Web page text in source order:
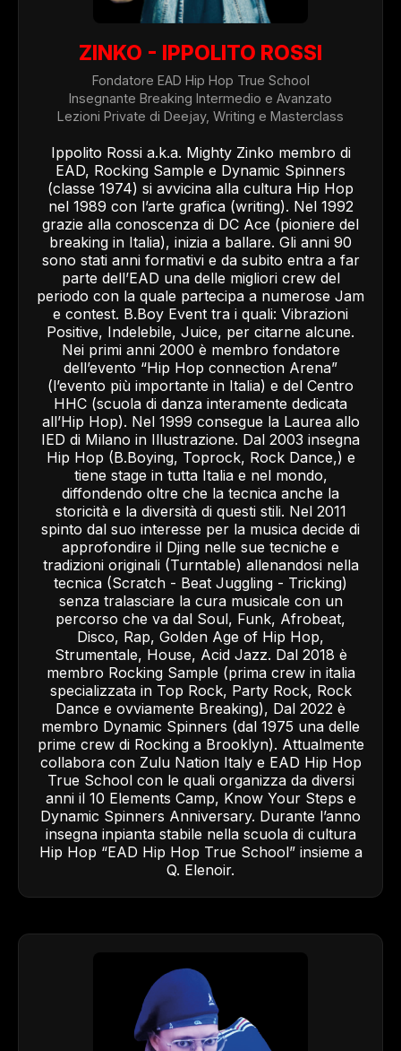
ZINKO - IPPOLITO ROSSI
Fondatore EAD Hip Hop True School
Insegnante Breaking Intermedio e Avanzato
Lezioni Private di Deejay, Writing e Masterclass
Ippolito Rossi a.k.a. Mighty Zinko membro di
EAD, Rocking Sample e Dynamic Spinners
(classe 1974) si avvicina alla cultura Hip Hop
nel 1989 con l’arte grafica (writing). Nel 1992
grazie alla conoscenza di DC Ace (pioniere del
breaking in Italia), inizia a ballare. Gli anni 90
sono stati anni formativi e da subito entra a far
parte dell’EAD una delle migliori crew del
periodo con la quale partecipa a numerose Jam
e contest. B.Boy Event tra i quali: Vibrazioni
Positive, Indelebile, Juice, per citarne alcune.
Nei primi anni 2000 è membro fondatore
dell’evento “Hip Hop connection Arena”
(l’evento più importante in Italia) e del Centro
HHC (scuola di danza interamente dedicata
all’Hip Hop). Nel 1999 consegue la Laurea allo
IED di Milano in Illustrazione. Dal 2003 insegna
Hip Hop (B.Boying, Toprock, Rock Dance,) e
tiene stage in tutta Italia e nel mondo,
diffondendo oltre che la tecnica anche la
storicità e la diversità di questi stili. Nel 2011
spinto dal suo interesse per la musica decide di
approfondire il Djing nelle sue tecniche e
tradizioni originali (Turntable) allenandosi nella
tecnica (Scratch - Beat Juggling - Tricking)
senza tralasciare la cura musicale con un
percorso che va dal Soul, Funk, Afrobeat,
Disco, Rap, Golden Age of Hip Hop,
Strumentale, House, Acid Jazz. Dal 2018 è
membro Rocking Sample (prima crew in italia
specializzata in Top Rock, Party Rock, Rock
Dance e ovviamente Breaking), Dal 2022 è
membro Dynamic Spinners (dal 1975 una delle
prime crew di Rocking a Brooklyn). Attualmente
collabora con Zulu Nation Italy e EAD Hip Hop
True School con le quali organizza da diversi
anni il 10 Elements Camp, Know Your Steps e
Dynamic Spinners Anniversary. Durante l’anno
insegna inpianta stabile nella scuola di cultura
Hip Hop “EAD Hip Hop True School” insieme a
Q. Elenoir.